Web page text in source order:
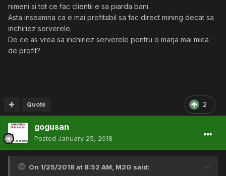
nimeni si tot ce fac clientii e sa piarda bani.
Asta inseamna ca e mai profitabil sa fac direct mining decat sa
inchiriez serverele.
De ce as vrea sa inchiriez serverele pentru o marja mai mica
de profit?
2
Quote
gogusan
Posted January 25, 2018
On 1/25/2018 at 8:52 AM, M2G said: